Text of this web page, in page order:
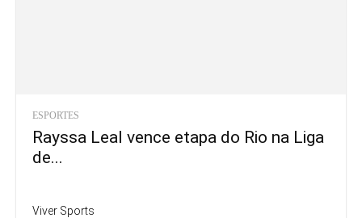
ESPORTES
Rayssa Leal vence etapa do Rio na Liga
de...
Viver Sports